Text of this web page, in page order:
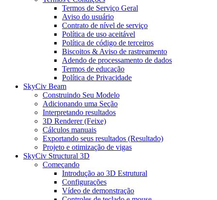
Termos de Serviço Geral
Aviso do usuário
Contrato de nível de serviço
Política de uso aceitável
Política de código de terceiros
Biscoitos & Aviso de rastreamento
Adendo de processamento de dados
Termos de educação
Política de Privacidade
SkyCiv Beam
Construindo Seu Modelo
Adicionando uma Seção
Interpretando resultados
3D Renderer (Feixe)
Cálculos manuais
Exportando seus resultados (Resultado)
Projeto e otimização de vigas
SkyCiv Structural 3D
Começando
Introdução ao 3D Estrutural
Configurações
Vídeo de demonstração